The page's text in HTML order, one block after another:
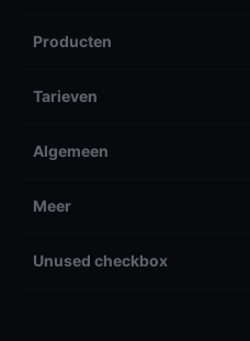
Producten
Tarieven
Algemeen
Meer
Unused checkbox